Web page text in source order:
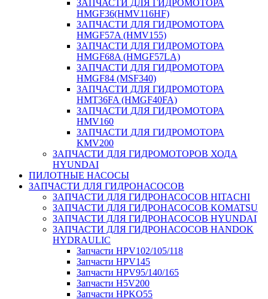
ЗАПЧАСТИ ДЛЯ ГИДРОМОТОРА
HMGF36(HMV116HF)
ЗАПЧАСТИ ДЛЯ ГИДРОМОТОРА
HMGF57A (HMV155)
ЗАПЧАСТИ ДЛЯ ГИДРОМОТОРА
HMGF68A (HMGF57LA)
ЗАПЧАСТИ ДЛЯ ГИДРОМОТОРА
HMGF84 (MSF340)
ЗАПЧАСТИ ДЛЯ ГИДРОМОТОРА
HMT36FA (HMGF40FA)
ЗАПЧАСТИ ДЛЯ ГИДРОМОТОРА
HMV160
ЗАПЧАСТИ ДЛЯ ГИДРОМОТОРА
KMV200
ЗАПЧАСТИ ДЛЯ ГИДРОМОТОРОВ ХОДА
HYUNDAI
ПИЛОТНЫЕ НАСОСЫ
ЗАПЧАСТИ ДЛЯ ГИДРОНАСОСОВ
ЗАПЧАСТИ ДЛЯ ГИДРОНАСОСОВ HITACHI
ЗАПЧАСТИ ДЛЯ ГИДРОНАСОСОВ KOMATSU
ЗАПЧАСТИ ДЛЯ ГИДРОНАСОСОВ HYUNDAI
ЗАПЧАСТИ ДЛЯ ГИДРОНАСОСОВ HANDOK
HYDRAULIC
Запчасти HPV102/105/118
Запчасти HPV145
Запчасти HPV95/140/165
Запчасти H5V200
Запчасти HPKO55